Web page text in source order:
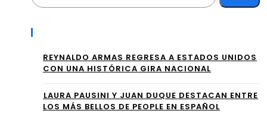
A
BA
LA
N
‘LA
FE
REYNALDO ARMAS REGRESA A ESTADOS UNIDOS
CON UNA HISTÓRICA GIRA NACIONAL
⁠LAURA PAUSINI Y JUAN DUQUE DESTACAN ENTRE
LOS MÁS BELLOS DE PEOPLE EN ESPAÑOL